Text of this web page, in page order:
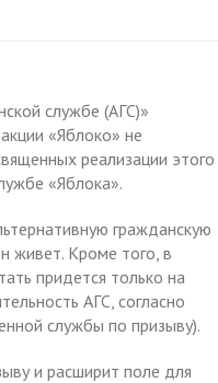
службе (АГС)»
«Яблоко» не
реализации этого
«Яблока».
гражданскую
живет. Кроме того, в
придется только на
АГС, согласно
службы по призыву).
и расширит поле для